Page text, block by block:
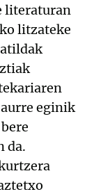
literaturan
litzateke
eginik
da.